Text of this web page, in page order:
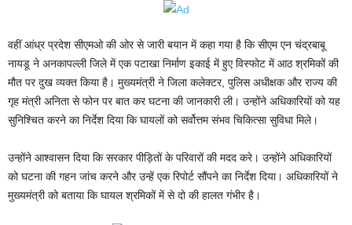
वहीं आंध्र प्रदेश सीएमओ की ओर से जारी बयान में कहा गया है कि सीएम एन चंद्रबाबू
नायडू ने अनकापल्ली जिले में एक पटाखा निर्माण इकाई में हुए विस्फोट में आठ श्रमिकों की
मौत पर दुख व्यक्त किया है। मुख्यमंत्री ने जिला कलेक्टर, पुलिस अधीक्षक और राज्य की
गृह मंत्री अनिता से फोन पर बात कर घटना की जानकारी ली। उन्होंने अधिकारियों को यह
सुनिश्चित करने का निर्देश दिया कि घायलों को सर्वोत्तम संभव चिकित्सा सुविधा मिले।
उन्होंने आश्वासन दिया कि सरकार पीड़ितों के परिवारों की मदद करे। उन्होंने अधिकारियों
को घटना की गहन जांच करने और उन्हें एक रिपोर्ट सौंपने का निर्देश दिया। अधिकारियों ने
मुख्यमंत्री को बताया कि घायल श्रमिकों में से दो की हालत गंभीर है।